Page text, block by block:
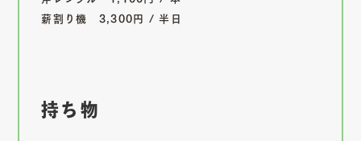
薪割り機 3,300円 / 半日
持ち物